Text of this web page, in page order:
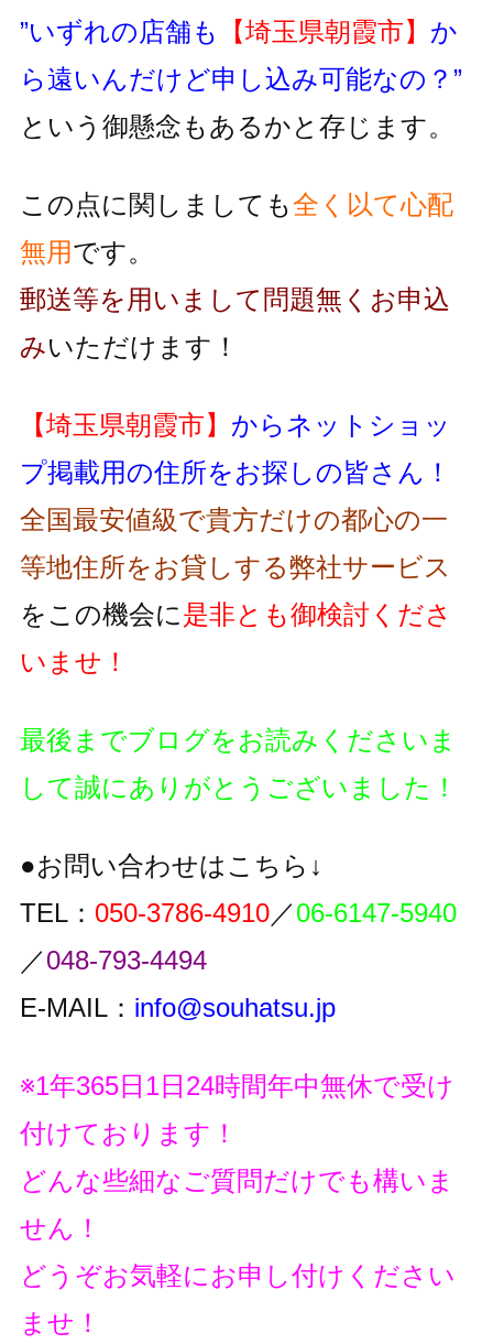
”いずれの店舗も
【埼玉県朝霞市】 か
ら遠いんだけど申し込み可能なの？”
という御懸念もあるかと存じます。
この点に関しましても全く以て心配
無用です。
郵送等を用いまして問題無くお申込
みいただけます！
【埼玉県朝霞市】 からネットショッ
プ掲載用の住所をお探しの皆さん！
全国最安値級で貴方だけの都心の一
等地住所をお貸しする弊社サービス
をこの機会に是非とも御検討くださ
いませ！
最後までブログをお読みくださいま
して誠にありがとうございました！
●お問い合わせはこちら↓
TEL： 050-3786-4910／06-6147-5940
／048-793-4494
E-MAIL： info@souhatsu.jp
※1年365日1日24時間年中無休で受け
付けております！
どんな些細なご質問だけでも構いま
せん！
どうぞお気軽にお申し付けください
ませ！